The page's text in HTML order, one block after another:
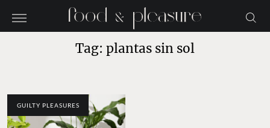
Tag: plantas sin sol
GUILTY PLEASURES